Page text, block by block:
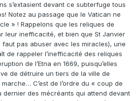
s’extasient devant ce subterfuge tous
Notez au passage que le Vatican ne
» ! Rappelons que les reliques de
leur inefficacité, et bien que St Janvier
pas abuser avec les miracles), une
de rappeler l’inefficacité des reliques
de l’Etna en 1669, puisqu’elles
de détruire un tiers de la ville de
C’est de l’ordre du « coup de
dernier des mécréants qui attend devant